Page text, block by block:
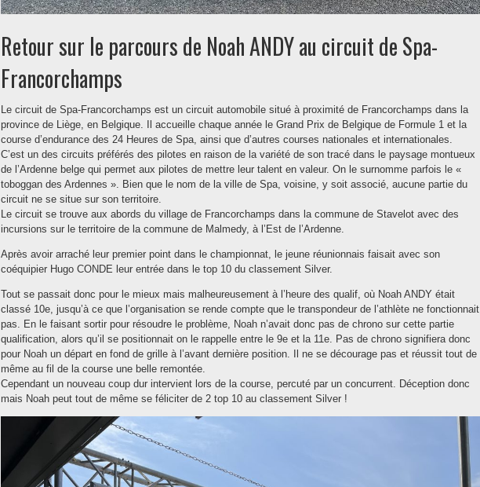
Retour sur le parcours de Noah ANDY au circuit de Spa-
Francorchamps
Le circuit de Spa-Francorchamps est un circuit automobile situé à proximité de Francorchamps dans la
province de Liège, en Belgique. Il accueille chaque année le Grand Prix de Belgique de Formule 1 et la
course d’endurance des 24 Heures de Spa, ainsi que d’autres courses nationales et internationales.
C’est un des circuits préférés des pilotes en raison de la variété de son tracé dans le paysage montueux
de l’Ardenne belge qui permet aux pilotes de mettre leur talent en valeur. On le surnomme parfois le «
toboggan des Ardennes ». Bien que le nom de la ville de Spa, voisine, y soit associé, aucune partie du
circuit ne se situe sur son territoire.
Le circuit se trouve aux abords du village de Francorchamps dans la commune de Stavelot avec des
incursions sur le territoire de la commune de Malmedy, à l’Est de l’Ardenne.
Après avoir arraché leur premier point dans le championnat, le jeune réunionnais faisait avec son
coéquipier Hugo CONDE leur entrée dans le top 10 du classement Silver.
Tout se passait donc pour le mieux mais malheureusement à l’heure des qualif, où Noah ANDY était
classé 10e, jusqu’à ce que l’organisation se rende compte que le transpondeur de l’athlète ne fonctionnait
pas. En le faisant sortir pour résoudre le problème, Noah n’avait donc pas de chrono sur cette partie
qualification, alors qu’il se positionnait on le rappelle entre le 9e et la 11e. Pas de chrono signifiera donc
pour Noah un départ en fond de grille à l’avant dernière position. Il ne se décourage pas et réussit tout de
même au fil de la course une belle remontée.
Cependant un nouveau coup dur intervient lors de la course, percuté par un concurrent. Déception donc
mais Noah peut tout de même se féliciter de 2 top 10 au classement Silver !